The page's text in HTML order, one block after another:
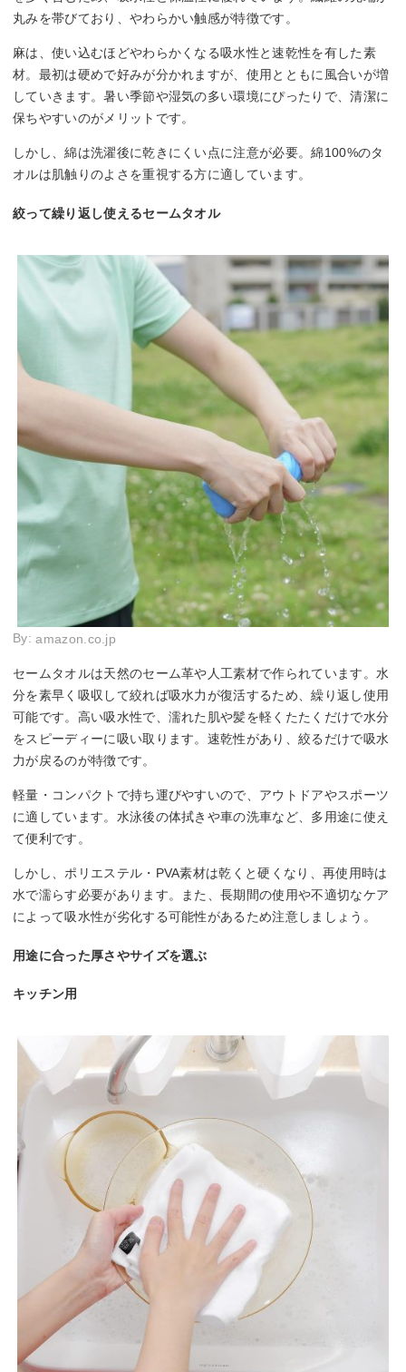
丸みを帯びており、やわらかい触感が特徴です。
麻は、使い込むほどやわらかくなる吸水性と速乾性を有した素
材。最初は硬めで好みが分かれますが、使用とともに風合いが増
していきます。暑い季節や湿気の多い環境にぴったりで、清潔に
保ちやすいのがメリットです。
しかし、綿は洗濯後に乾きにくい点に注意が必要。綿100%のタ
オルは肌触りのよさを重視する方に適しています。
絞って繰り返し使えるセームタオル
By:amazon.co.jp
セームタオルは天然のセーム革や人工素材で作られています。水
分を素早く吸収して絞れば吸水力が復活するため、繰り返し使用
可能です。高い吸水性で、濡れた肌や髪を軽くたたくだけで水分
をスピーディーに吸い取ります。速乾性があり、絞るだけで吸水
力が戻るのが特徴です。
軽量・コンパクトで持ち運びやすいので、アウトドアやスポーツ
に適しています。水泳後の体拭きや車の洗車など、多用途に使え
て便利です。
しかし、ポリエステル・PVA素材は乾くと硬くなり、再使用時は
水で濡らす必要があります。また、長期間の使用や不適切なケア
によって吸水性が劣化する可能性があるため注意しましょう。
用途に合った厚さやサイズを選ぶ
キッチン用